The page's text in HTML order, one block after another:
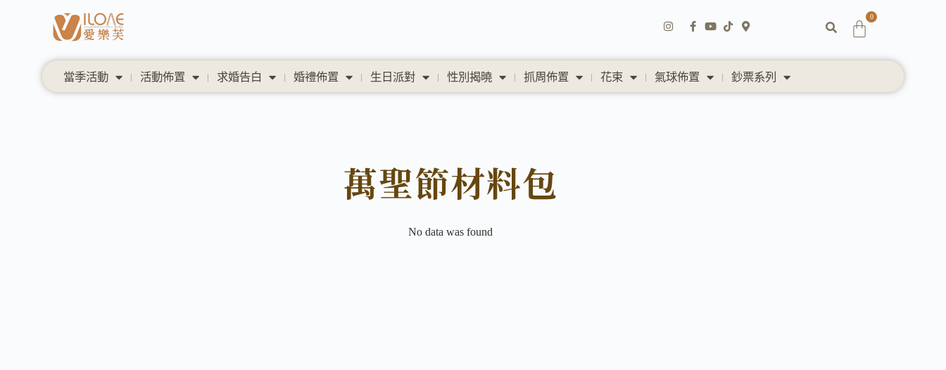
0
當季活動 活動佈置 求婚告白 婚禮佈置 生日派對 性別揭曉 抓周佈置 花束 氣球佈置 鈔票系列
萬聖節材料包
No data was found